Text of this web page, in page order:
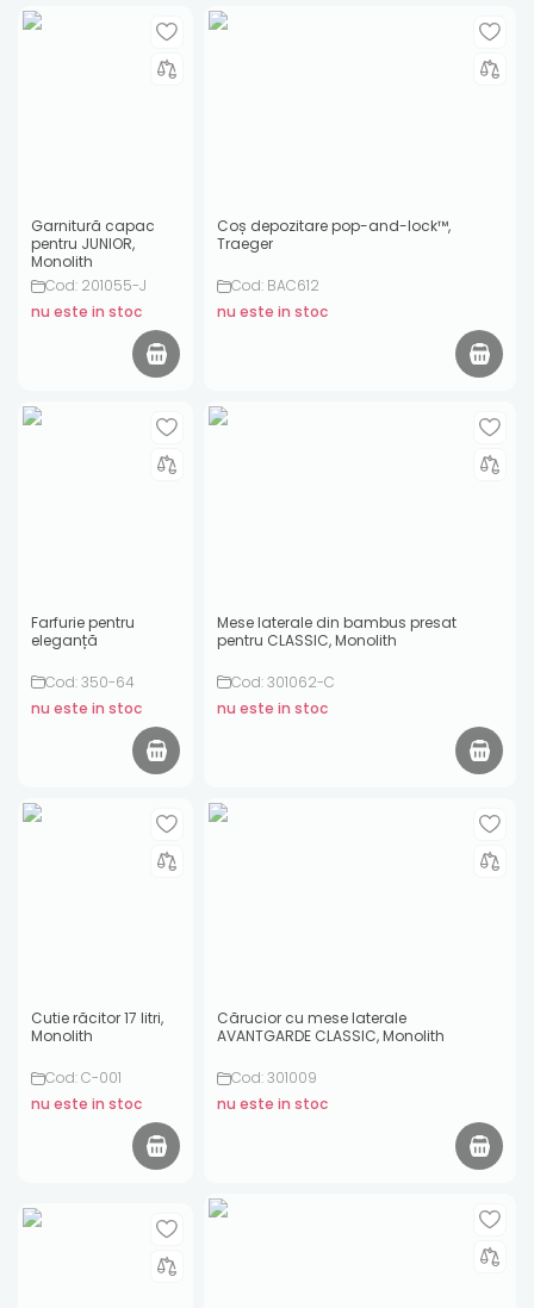
Garnitură capac
pentru JUNIOR,
Monolith
Cod: 201055-J
nu este in stoc
Coș depozitare pop-and-lock™,
Traeger
Cod: BAC612
nu este in stoc
Farfurie pentru
eleganță
Cod: 350-64
nu este in stoc
Mese laterale din bambus presat
pentru CLASSIC, Monolith
Cod: 301062-C
nu este in stoc
Cutie răcitor 17 litri,
Monolith
Cod: C-001
nu este in stoc
Cărucior cu mese laterale
AVANTGARDE CLASSIC, Monolith
Cod: 301009
nu este in stoc